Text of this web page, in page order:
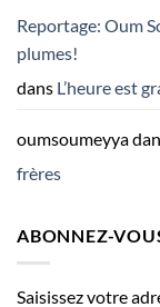
Reportage: Oum
plumes!
dans L’heure est
oumsoumeyya
frères
ABONNEZ-
Saisissez votre